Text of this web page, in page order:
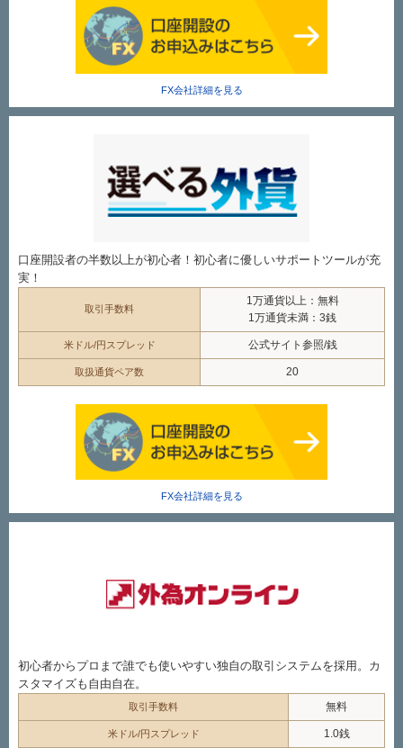
FX会社詳細を見る
口座開設者の半数以上が初心者！初心者に優しいサポートツールが充
実！
取引手数料
1万通貨以上：無料
1万通貨未満：3銭
米ドル/円スプレッド 公式サイト参照/銭
取扱通貨ペア数 20
FX会社詳細を見る
初心者からプロまで誰でも使いやすい独自の取引システムを採用。カ
スタマイズも自由自在。
取引手数料 無料
米ドル/円スプレッド 1.0銭